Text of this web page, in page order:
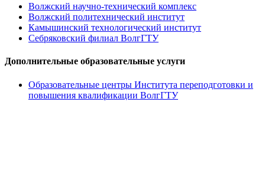
Волжский научно-технический комплекс
Волжский политехнический институт
Камышинский технологический институт
Себряковский филиал ВолгГТУ
Дополнительные образовательные услуги
Образовательные центры Института переподготовки и
повышения квалификации ВолгГТУ